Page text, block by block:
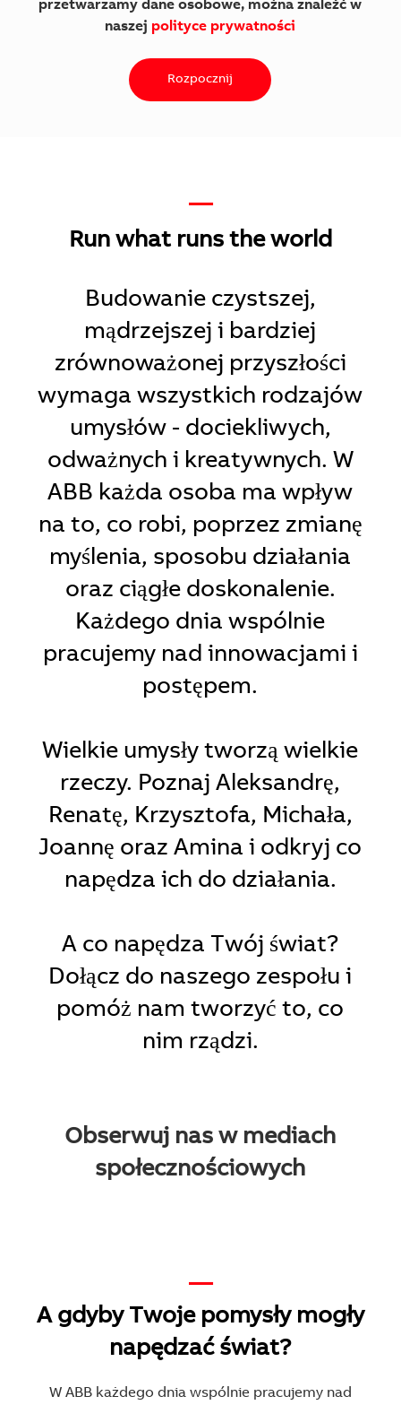
przetwarzamy dane osobowe, można znaleźć w
naszej polityce prywatności
Rozpocznij
—
Run what runs the world
Budowanie czystszej,
mądrzejszej i bardziej
zrównoważonej przyszłości
wymaga wszystkich rodzajów
umysłów - dociekliwych,
odważnych i kreatywnych. W
ABB każda osoba ma wpływ
na to, co robi, poprzez zmianę
myślenia, sposobu działania
oraz ciągłe doskonalenie.
Każdego dnia wspólnie
pracujemy nad innowacjami i
postępem.
Wielkie umysły tworzą wielkie
rzeczy. Poznaj Aleksandrę,
Renatę, Krzysztofa, Michała,
Joannę oraz Amina i odkryj co
napędza ich do działania.
A co napędza Twój świat?
Dołącz do naszego zespołu i
pomóż nam tworzyć to, co
nim rządzi.
Obserwuj nas w mediach
społecznościowych
—
A gdyby Twoje pomysły mogły
napędzać świat?
W ABB każdego dnia wspólnie pracujemy nad